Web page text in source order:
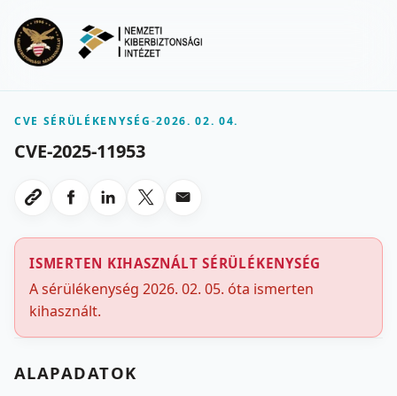
CVE SÉRÜLÉKENYSÉG-2026. 02. 04.
CVE-2025-11953
Link masolasa
Megosztas Facebookon
Megosztas LinkedInen
Megosztas X-en
Megosztas emailben
ISMERTEN KIHASZNÁLT SÉRÜLÉKENYSÉG
A sérülékenység 2026. 02. 05. óta ismerten
kihasznált.
ALAPADATOK